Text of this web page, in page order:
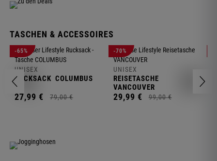
TASCHEN & ACCESSOIRES
-65%
UNISEX
RUCKSACK COLUMBUS
27,99 € 79,00 €
-70%
UNISEX
REISETASCHE
VANCOUVER
29,99 € 99,00 €